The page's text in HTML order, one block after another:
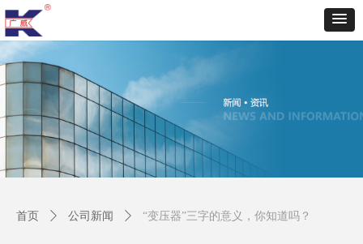
首页 ꄲ 公司新闻 ꄲ “变压器”三字的意义，你知道吗？